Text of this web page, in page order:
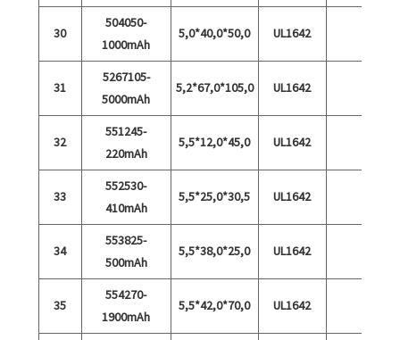
30
504050-
1000mAh
5,0*40,0*50,0 UL1642
31
5267105-
5000mAh
5,2*67,0*105,0 UL1642
32
551245-
220mAh
5,5*12,0*45,0 UL1642
33
552530-
410mAh
5,5*25,0*30,5 UL1642
34
553825-
500mAh
5,5*38,0*25,0 UL1642
35
554270-
1900mAh
5,5*42,0*70,0 UL1642